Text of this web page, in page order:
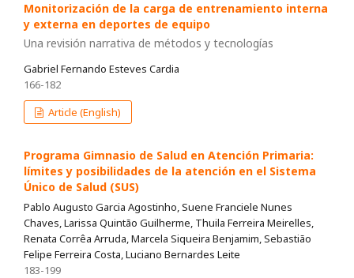
Monitorización de la carga de entrenamiento interna
y externa en deportes de equipo
Una revisión narrativa de métodos y tecnologías
Gabriel Fernando Esteves Cardia
166-182
Article (English)
Programa Gimnasio de Salud en Atención Primaria:
límites y posibilidades de la atención en el Sistema
Único de Salud (SUS)
Pablo Augusto Garcia Agostinho, Suene Franciele Nunes
Chaves, Larissa Quintão Guilherme, Thuila Ferreira Meirelles,
Renata Corrêa Arruda, Marcela Siqueira Benjamim, Sebastião
Felipe Ferreira Costa, Luciano Bernardes Leite
183-199